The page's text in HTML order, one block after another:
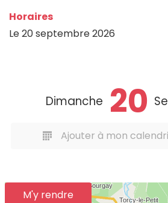
Horaires
Le20 septembre 2026
Dimanche 20
Ajouter à mon
M'y rendre